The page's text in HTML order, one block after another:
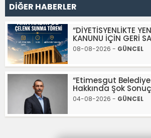
DİĞER HABERLER
“DİYETİSYENLİKTE
KANUNU İÇİN GERİ
08-08-2026 - GÜNCEL
“Etimesgut Belediye
Hakkında Şok
04-08-2026 - GÜNCEL